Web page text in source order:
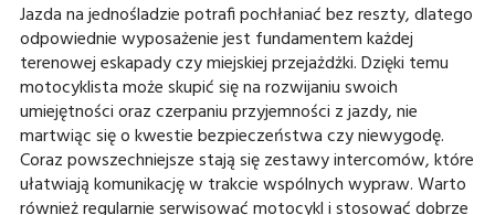
Jazda na jednośladzie potrafi pochłaniać bez reszty, dlatego
odpowiednie wyposażenie jest fundamentem każdej
terenowej eskapady czy miejskiej przejażdżki. Dzięki temu
motocyklista może skupić się na rozwijaniu swoich
umiejętności oraz czerpaniu przyjemności z jazdy, nie
martwiąc się o kwestie bezpieczeństwa czy niewygodę.
Coraz powszechniejsze stają się zestawy intercomów, które
ułatwiają komunikację w trakcie wspólnych wypraw. Warto